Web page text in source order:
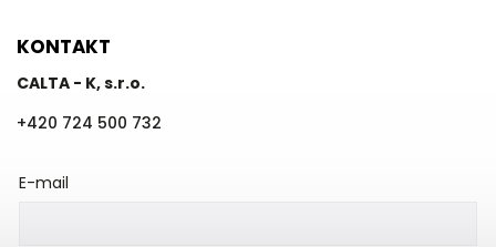
KONTAKT
CALTA - K, s.r.o.
+420 724 500 732
E-mail